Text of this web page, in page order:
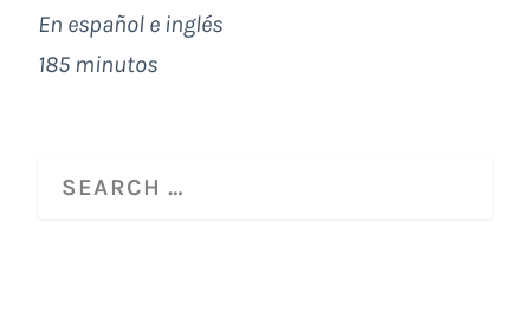
En español e inglés
185 minutos